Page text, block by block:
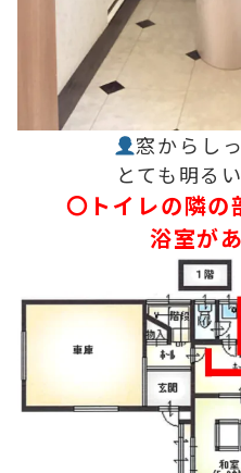
窓からし
とても明る
〇トイレの隣の
浴室が